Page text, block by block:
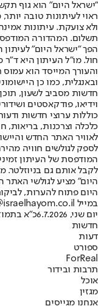
"ישראל היום" הוא גוף
ראוי לעיתונות טובה
ולא צועקת. עיתונות
הפך "ישראל היום"
חול. מו"ל העיתון היא
והעורך המייסד הוא
חדשות מסביב לשעון, תוכן
וידיאו, פודקאסטים
כוללות ערוצי חדשות
לאוויר האתר החדש
לספק לגולשים חוויה
המודפסת של העיתון
לקבל אותם גם בניוזלטר.
היום" מציע לגולשי האתר
היום פתוח להערות,
במייל hayom@israelhayom.co.il.
יום שני, 6.7.2026
כ"א
חדשות
דעות
ספורט
ForReal
תרבות ובידור
אוכל
מגזין
אנחנו מגייסים